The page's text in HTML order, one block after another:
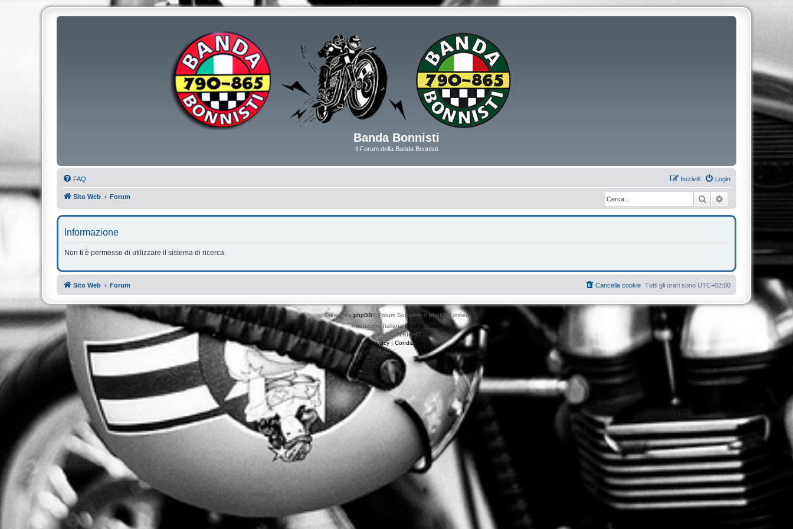
Banda Bonnisti
Il Forum della Banda Bonnisti
FAQ Login
Iscriviti
Sito Web Forum Cerca Ricerca avanzata
Informazione
Non ti è permesso di utilizzare il sistema di ricerca.
Sito Web Forum Tutti gli orari sono UTC+02:00
Cancella cookie
Creato daphpBB® Forum Software © phpBB Limited
Traduzione ItalianaphpBB-Italia.it
AIF_COPYRIGHT
Privacy| Condizioni